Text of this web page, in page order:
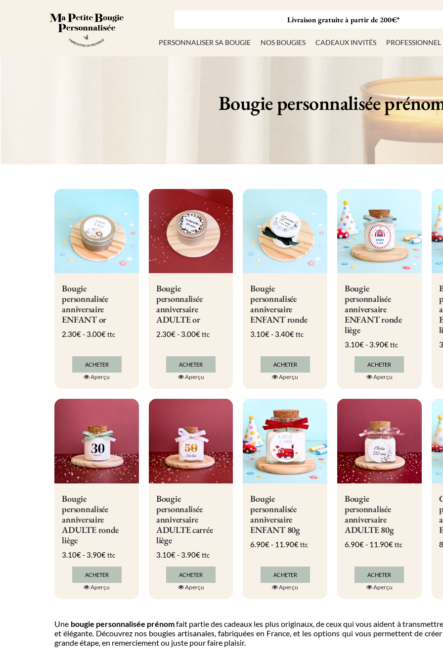
Livraison gratuite à partir de 200€*
PERSONNALISER SA BOUGIE NOS BOUGIES CADEAUX INVITÉS PROFESSIONNEL
Bougie personnalisée
Bougie
personnalisée
anniversaire
ENFANT or
2.30€- 3.00€ ttc
ACHETER
Ce
produit
a
plusieurs
options
peuvent
être
choisies
sur
la
page
Aperçu
Bougie
personnalisée
anniversaire
ADULTE or
2.30€- 3.00€ ttc
ACHETER
Ce
produit
a
plusieurs
options
peuvent
être
choisies
sur
la
Aperçu
Bougie
personnalisée
anniversaire
ENFANT ronde
3.10€- 3.40€ ttc
ACHETER
Ce
produit
a
plusieurs
variations.
Les
options
peuvent
être
choisies
sur
la
Aperçu
Bougie
personnalisée
anniversaire
ENFANT ronde
liège
3.10€- 3.90€ ttc
ACHETER
Ce
produit
a
plusieurs
options
peuvent
être
choisies
sur
la
page
Aperçu
Bougie
personnalisée
anniversaire
ADULTE ronde
liège
3.10€- 3.90€ ttc
ACHETER
Ce
produit
a
Les
options
peuvent
Aperçu
Bougie
personnalisée
anniversaire
ADULTE carrée
liège
3.10€- 3.90€ ttc
ACHETER
Ce
produit
a
Les
options
peuvent
Aperçu
Bougie
personnalisée
anniversaire
ENFANT 80g
6.90€- 11.90€ ttc
ACHETER
Ce
produit
a
Les
options
Aperçu
Bougie
personnalisée
anniversaire
ADULTE 80g
6.90€- 11.90€ ttc
ACHETER
Ce
produit
a
Les
options
Aperçu
Une bougie personnalisée prénomfait partie des cadeaux les plus originaux, de ceux qui vous aident à
et élégante. Découvrez nos bougies artisanales, fabriquées en France, et les options qui vous permettent de
grande étape, en remerciement ou juste pour faire plaisir.